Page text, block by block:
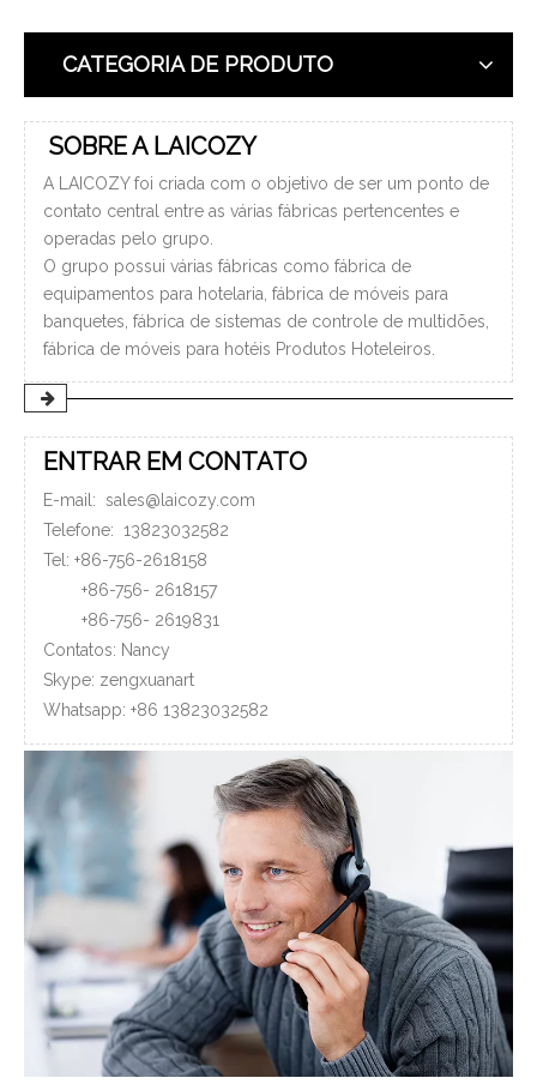
CATEGORIA DE PRODUTO
SOBRE A LAICOZY
A LAICOZY foi criada com o objetivo de ser um ponto de
contato central entre as várias fábricas pertencentes e
operadas pelo grupo.
O grupo possui várias fábricas como fábrica de
equipamentos para hotelaria, fábrica de móveis para
banquetes, fábrica de sistemas de controle de multidões,
fábrica de móveis para hotéis Produtos Hoteleiros.
ENTRAR EM CONTATO
E-mail: sales@laicozy.com
Telefone: 13823032582
Tel: +86-756-2618158
+86-756- 2618157
+86-756- 2619831
Contatos: Nancy
Skype: zengxuanart
Whatsapp: +86 13823032582